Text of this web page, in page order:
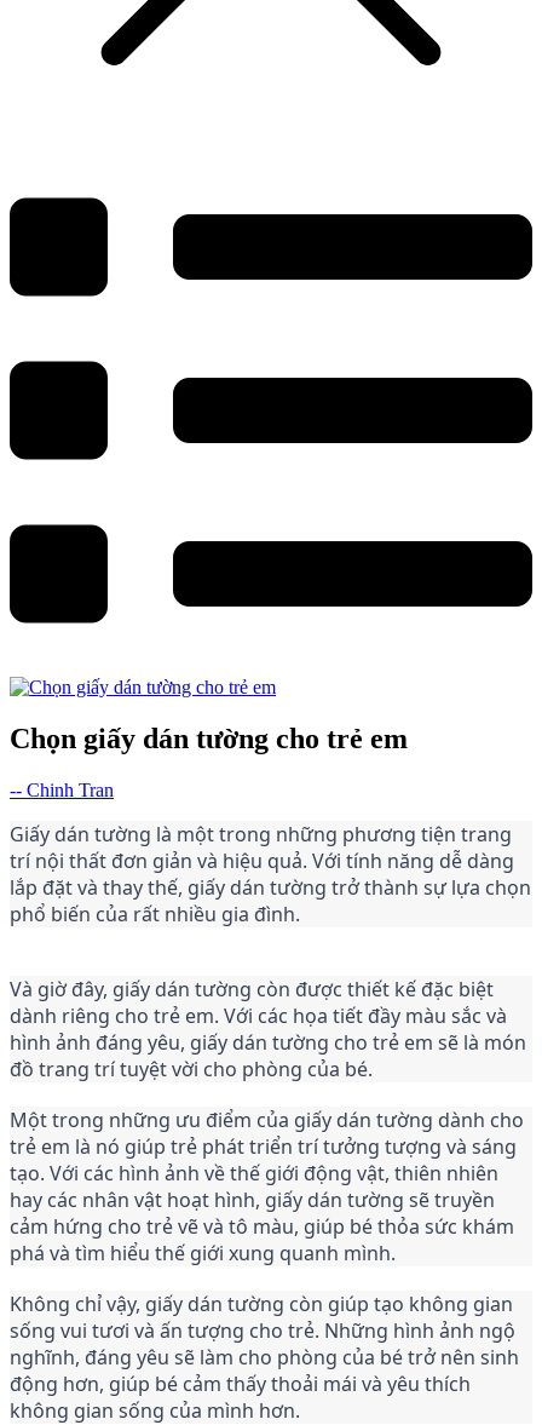
Chọn giấy dán tường cho trẻ em
-- Chinh Tran
Giấy dán tường là một trong những phương tiện trang
trí nội thất đơn giản và hiệu quả. Với tính năng dễ dàng
lắp đặt và thay thế, giấy dán tường trở thành sự lựa chọn
phổ biến của rất nhiều gia đình.
Và giờ đây, giấy dán tường còn được thiết kế đặc biệt
dành riêng cho trẻ em. Với các họa tiết đầy màu sắc và
hình ảnh đáng yêu, giấy dán tường cho trẻ em sẽ là món
đồ trang trí tuyệt vời cho phòng của bé.
Một trong những ưu điểm của giấy dán tường dành cho
trẻ em là nó giúp trẻ phát triển trí tưởng tượng và sáng
tạo. Với các hình ảnh về thế giới động vật, thiên nhiên
hay các nhân vật hoạt hình, giấy dán tường sẽ truyền
cảm hứng cho trẻ vẽ và tô màu, giúp bé thỏa sức khám
phá và tìm hiểu thế giới xung quanh mình.
Không chỉ vậy, giấy dán tường còn giúp tạo không gian
sống vui tươi và ấn tượng cho trẻ. Những hình ảnh ngộ
nghĩnh, đáng yêu sẽ làm cho phòng của bé trở nên sinh
động hơn, giúp bé cảm thấy thoải mái và yêu thích
không gian sống của mình hơn.